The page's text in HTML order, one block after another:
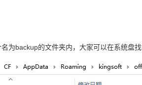
为backup的文件夹内，大家可以在系统盘